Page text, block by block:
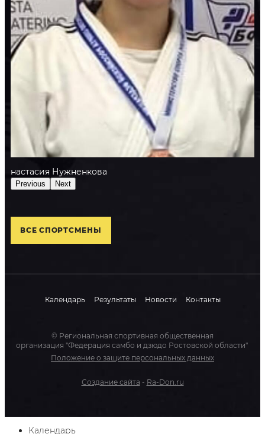
Анастасия Нужненкова
Previous Next
ВСЕ СПОРТСМЕНЫ
Календарь Результаты Новости Контакты
© Региональная спортивная общественная
организация "Федерация самбо и дзюдо Ростовской области"
Положение о защите персональных данных
Создание сайта - Ra-Don.ru
Календарь